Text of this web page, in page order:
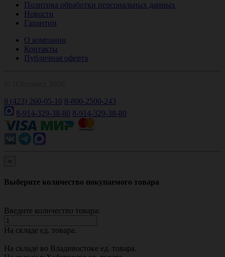
Политика обработки персональных данных
Новости
Гарантии
О компании
Контакты
Публичная оферта
8 (423) 260-05-10 8-800-2500-243
8-914-329-38-80 8-914-329-38-80
×
Выберите количество покупаемого товара
Введите количество товара:
На складе ед. товара.
На складе во Владивостоке ед. товара.